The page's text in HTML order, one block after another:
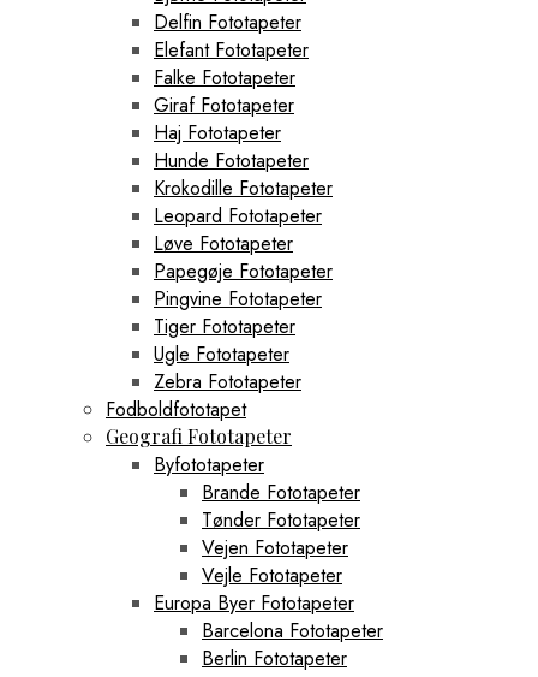
Delfin Fototapeter
Elefant Fototapeter
Falke Fototapeter
Giraf Fototapeter
Haj Fototapeter
Hunde Fototapeter
Krokodille Fototapeter
Leopard Fototapeter
Løve Fototapeter
Papegøje Fototapeter
Pingvine Fototapeter
Tiger Fototapeter
Ugle Fototapeter
Zebra Fototapeter
Fodboldfototapet
Geografi Fototapeter
Byfototapeter
Brande Fototapeter
Tønder Fototapeter
Vejen Fototapeter
Vejle Fototapeter
Europa Byer Fototapeter
Barcelona Fototapeter
Berlin Fototapeter